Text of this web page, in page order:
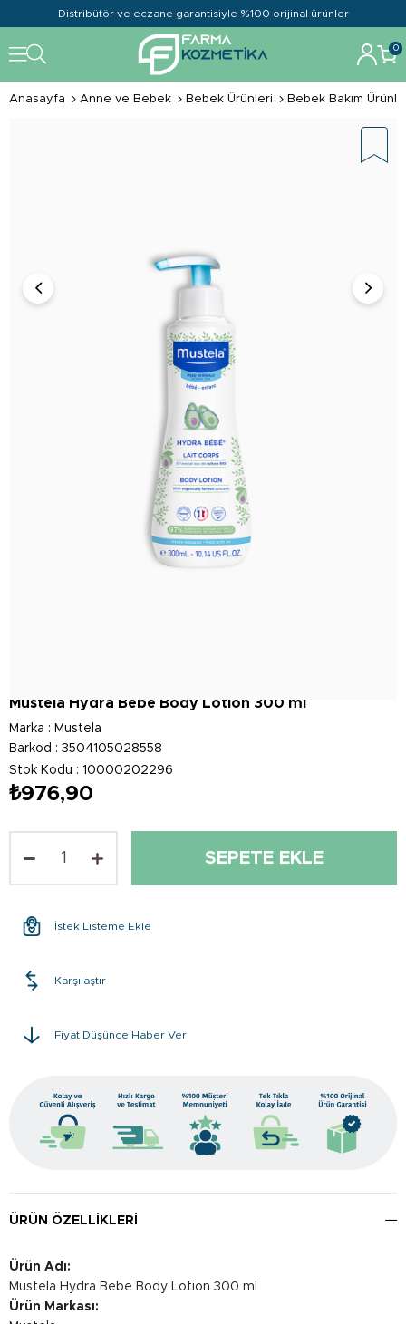
Distribütör ve eczane garantisiyle %100 orijinal ürünler
0
Anasayfa Anne ve Bebek Bebek Ürünleri Bebek Bakım
Mustela Hydra Bebe Body Lotion 300 ml
Marka : Mustela
Barkod : 3504105028558
Stok Kodu
10000202296
₺976,90
İstek Listeme Ekle
Karşılaştır
Fiyat Düşünce Haber Ver
ÜRÜN ÖZELLIKLERI
Ürün Adı:
Mustela Hydra Bebe Body Lotion 300 ml
Ürün Markası: